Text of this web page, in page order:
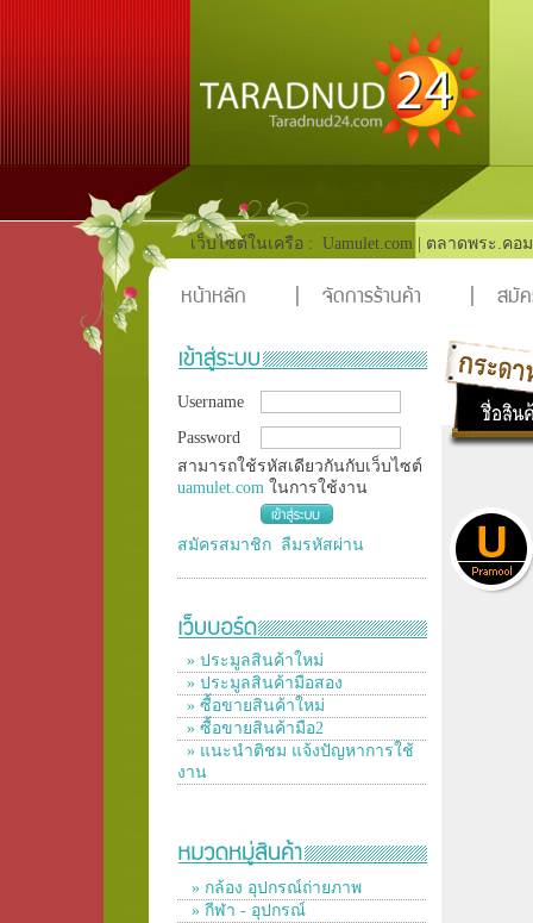
เว็บไซต์ในเครือ : Uamulet.com ตลาดพระ.คอม
หน้าหลัก จัดการร้านค้า สมัค
Username
Password
สามารถใช้รหัสเดียวกันกับเว็บไซต์
uamulet.com ในการใช้งาน
สมัครสมาชิก ลืมรหัสผ่าน
» ประมูลสินค้าใหม่
» ประมูลสินค้ามือสอง
» ซื้อขายสินค้าใหม่
» ซื้อขายสินค้ามือ2
» แนะนำติชม แจ้งปัญหาการใช้
งาน
» กล้อง อุปกรณ์ถ่ายภาพ
» กีฬา - อุปกรณ์